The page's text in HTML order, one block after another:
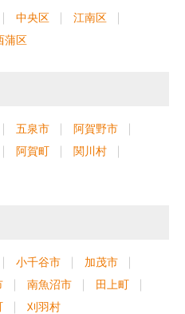
中央区
江南区
蒲区
五泉市
阿賀野市
阿賀町
関川村
小千谷市
加茂市
南魚沼市
田上町
刈羽村